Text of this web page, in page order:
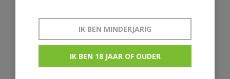
Jean Fillioux 1953
IK BEN MINDERJARIG
IK BEN 18 JAAR OF OUDER